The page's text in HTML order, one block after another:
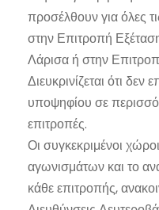
προσέλθουν για όλες
στην Επιτροπή
Λάρισα ή στην
Διευκρινίζεται ότι δεν
υποψηφίου σε
επιτροπές.
Οι συγκεκριμένοι
αγωνισμάτων και το
κάθε επιτροπής,